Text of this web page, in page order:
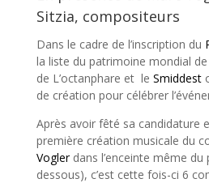
Sitzia, compositeurs
Dans le cadre de l’inscription du
la liste du patrimoine mondial de
de L’octanphare et le Smiddest
de création pour célébrer
Après avoir fêté sa candidature
première création musicale du
Voglerdans l’enceinte même du
dessous), c’est cette fois-ci 6